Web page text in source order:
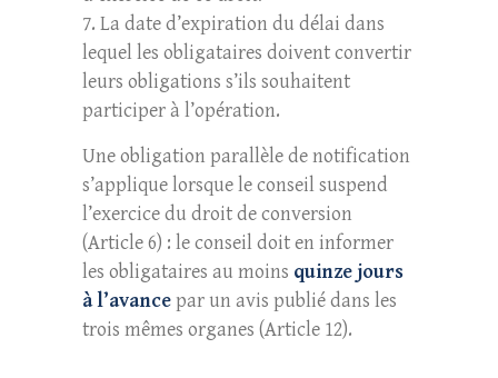
La date d’expiration du délai dans
lequel les obligataires doivent convertir
leurs obligations s’ils souhaitent
participer à l’opération.
Une obligation parallèle de notification
s’applique lorsque le conseil suspend
l’exercice du droit de conversion
(Article 6) : le conseil doit en informer
les obligataires au moins quinze jours
à l’avancepar un avis publié dans les
trois mêmes organes (Article 12).